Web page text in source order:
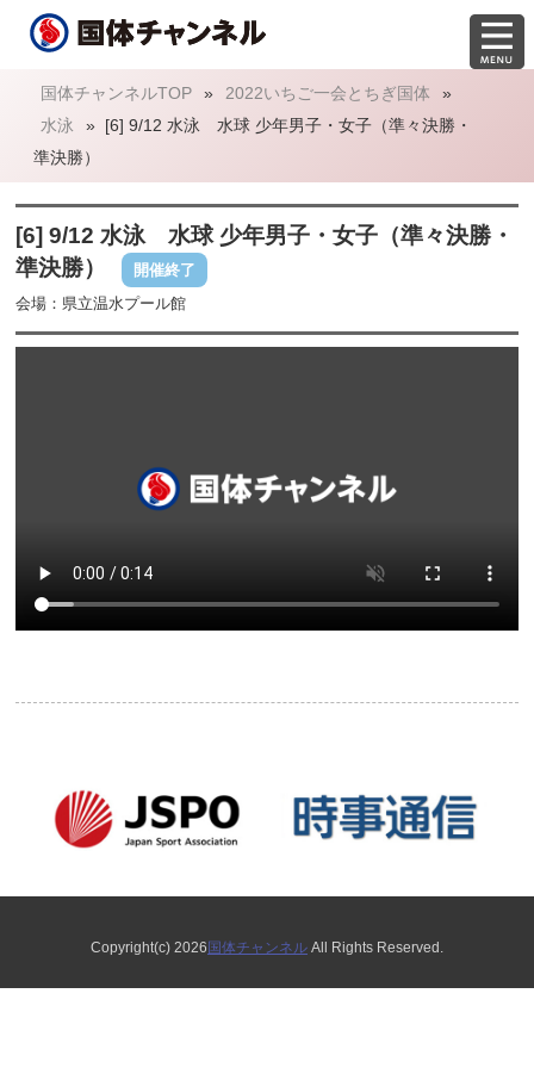
国体チャンネルTOP » 2022いちご一会とちぎ国体
»
水泳
» [6] 9/12 水泳 水球 少年男子・女子（準々決勝・
準決勝）
[6] 9/12 水泳 水球 少年男子・女子（準々決勝・
準決勝）
開催終了
会場：県立温水プール館
Copyright(c) 2026 国体チャンネル All Rights Reserved.